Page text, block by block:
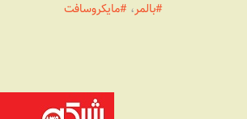
بالمر، مایکروسافت